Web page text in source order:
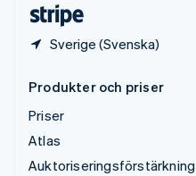
Sverige (Svenska)
Produkter och priser
Priser
Atlas
Auktoriseringsförstärkning